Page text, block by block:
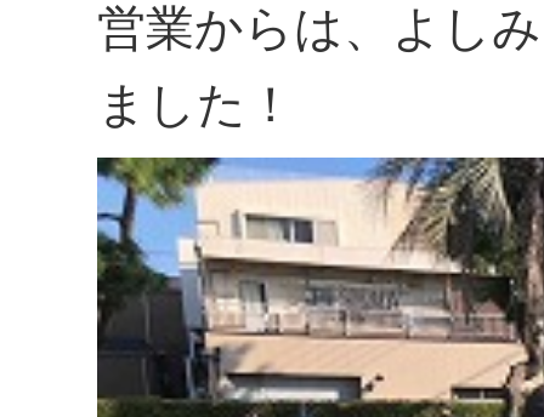
営業からは、よし
ました！